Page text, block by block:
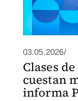
03.05.2026/
Clases
cuestan
informa